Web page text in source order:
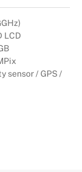
LCD
sensor / GPS /